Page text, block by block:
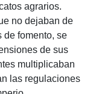
agrarios.
no dejaban de
de fomento, se
de sus
multiplicaban
las regulaciones